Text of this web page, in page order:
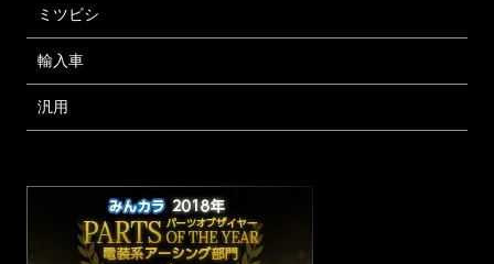
ミツビシ
輸入車
汎用